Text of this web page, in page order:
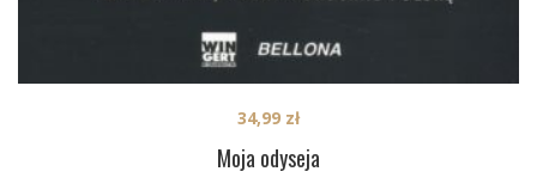
Moja odyseja
34,99 zł